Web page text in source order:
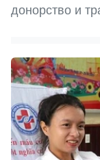
донорство и